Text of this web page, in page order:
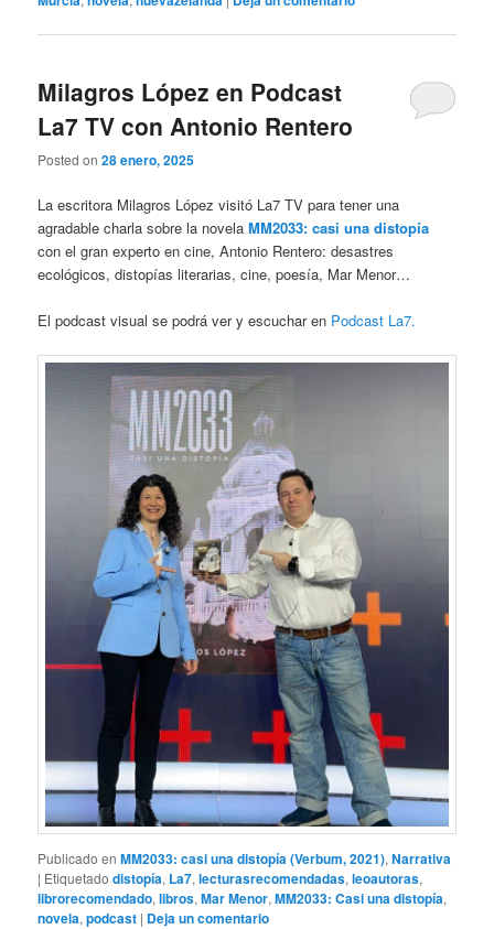
Milagros López en Podcast
La7 TV con Antonio Rentero
Posted on28 enero, 2025
La escritora Milagros López visitó La7 TV para tener una
agradable charla sobre la novelaMM2033: casi una distopía
con el gran experto en cine, Antonio Rentero: desastres
ecológicos, distopías literarias, cine, poesía, Mar Menor…
El podcast visual se podrá ver y escuchar en Podcast La7.
Publicado en MM2033: casi una distopía (Verbum, 2021),Narrativa
| Etiquetado distopía, La7,lecturasrecomendadas,leoautoras,
librorecomendado,libros,Mar Menor,MM2033: Casi una distopía,
novela,podcast | Deja un comentario